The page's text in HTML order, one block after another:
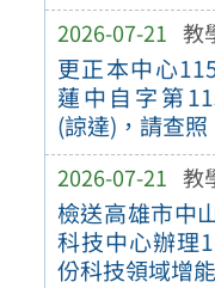
2026-07-21 教
更正本中心
蓮中自字第
(諒達)，請查照
2026-07-21 教
檢送高雄市中
科技中心辦理
份科技領域增